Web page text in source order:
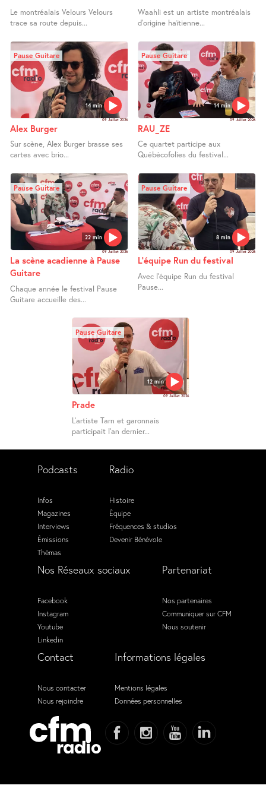
Le montréalais Velours Velours
trace sa route depuis...
Waahli est un artiste montréalais
d’origine haïtienne...
14 min
Pause Guitare
09 Juillet 2026
Alex Burger
Sur scène, Alex Burger brasse ses
cartes avec brio...
14 min
Pause Guitare
09 Juillet 2026
RAU_ZE
Ce quartet participe aux
Québécofolies du festival...
22 min
Pause Guitare
09 Juillet 2026
La scène acadienne à Pause
Guitare
Chaque année le festival Pause
Guitare accueille des...
8 min
Pause Guitare
09 Juillet 2026
L’équipe Run du festival
Avec l’équipe Run du festival
Pause...
12 min
Pause Guitare
09 Juillet 2026
Prade
L’artiste Tarn et garonnais
participait l’an dernier...
Podcasts
Infos
Magazines
Interviews
Émissions
Thémas
Radio
Histoire
Équipe
Fréquences & studios
Devenir Bénévole
Nos Réseaux sociaux
Facebook
Instagram
Youtube
Linkedin
Partenariat
Nos partenaires
Communiquer sur CFM
Nous soutenir
Contact
Nous contacter
Nous rejoindre
Informations légales
Mentions légales
Données personnelles